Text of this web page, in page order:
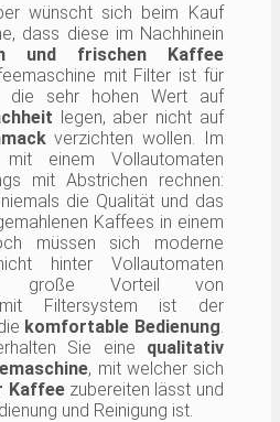
wünscht sich beim Kauf
dass diese im Nachhinein
und frischen Kaffee
mit Filter ist für
die sehr hohen Wert auf
legen, aber nicht auf
verzichten wollen. Im
einem Vollautomaten
mit Abstrichen rechnen:
die Qualität und das
Kaffees in einem
müssen sich moderne
hinter Vollautomaten
große Vorteil von
mit Filtersystem ist der
komfortable Bedienung.
Sie eine qualitativ
, mit welcher sich
Kaffeezubereiten lässt und
und Reinigung ist.